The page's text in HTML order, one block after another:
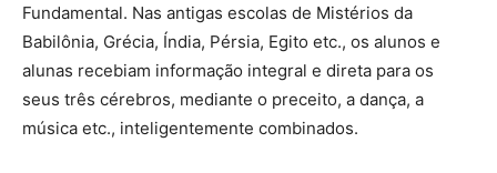
Fundamental. Nas antigas escolas de Mistérios da
Babilônia, Grécia, Índia, Pérsia, Egito etc., os alunos e
alunas recebiam informação integral e direta para os
seus três cérebros, mediante o preceito, a dança, a
música etc., inteligentemente combinados.